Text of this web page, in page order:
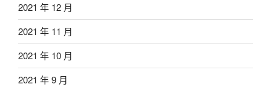
2021 年 12 月
2021 年 11 月
2021 年 10 月
2021 年 9 月